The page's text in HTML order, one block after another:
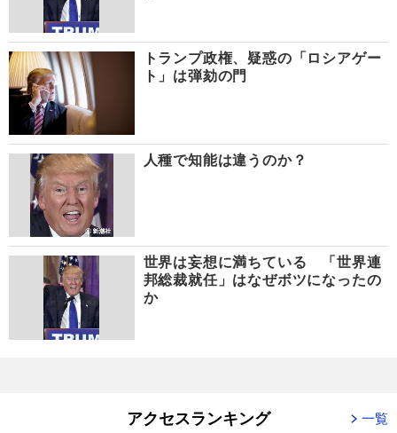
トランプ政権、疑惑の「ロシアゲー
ト」は弾劾の門
人種で知能は違うのか？
世界は妄想に満ちている 「世界連
邦総裁就任」はなぜボツになったの
か
アクセスランキング 一覧